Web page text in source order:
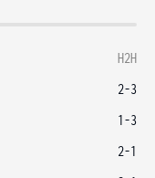
H2H
2-3
1-3
2-1